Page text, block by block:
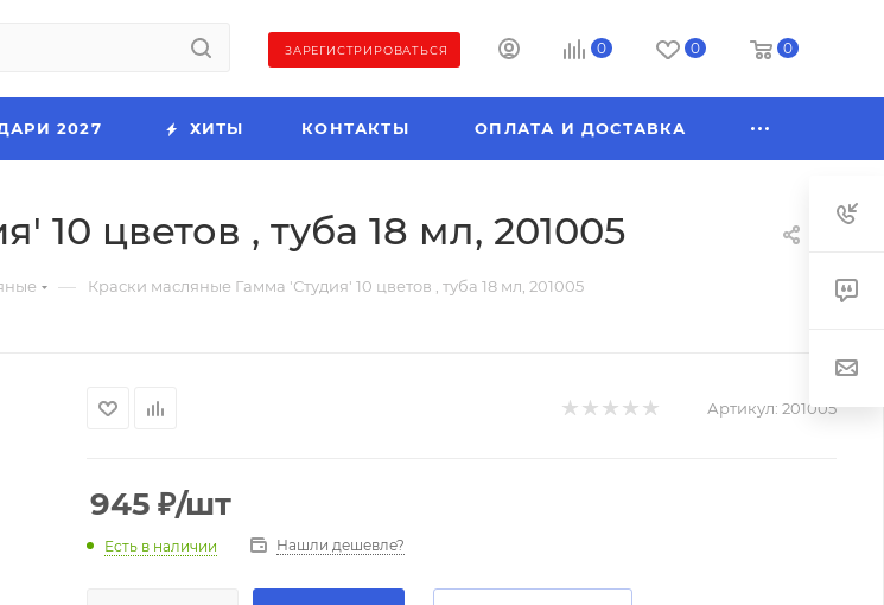
ЗАРЕГИСТРИРОВАТЬСЯ 0 0 0
2027 ХИТЫ КОНТАКТЫ ОПЛАТА И ДОСТАВКА
цветов , туба 18 мл, 201005
— Краски масляные Гамма 'Студия' 10 цветов , туба 18 мл, 201005
Артикул: 201005
945 ₽/шт
Есть в наличии Нашли дешевле?